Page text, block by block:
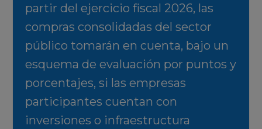
partir del ejercicio fiscal 2026, las
compras consolidadas del sector
público tomarán en cuenta, bajo un
esquema de evaluación por puntos y
porcentajes, si las empresas
participantes cuentan con
inversiones o infraestructura